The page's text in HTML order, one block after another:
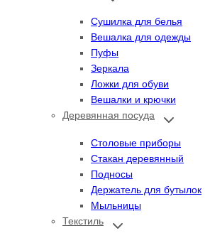
дочернее
Сушилка для белья
Вешалка для одежды
Пуфы
Зеркала
Ложки для обуви
Вешалки и крючки
Деревянная посуда
Переключить
дочернее
Столовые приборы
Стакан деревянный
Подносы
Держатель для бутылок
Мыльницы
Текстиль
Переключить
дочернее